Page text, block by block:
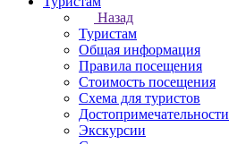
Назад
Туристам
Общая информация
Правила посещения
Стоимость посещения
Схема для туристов
Достопримечательности
Экскурсии